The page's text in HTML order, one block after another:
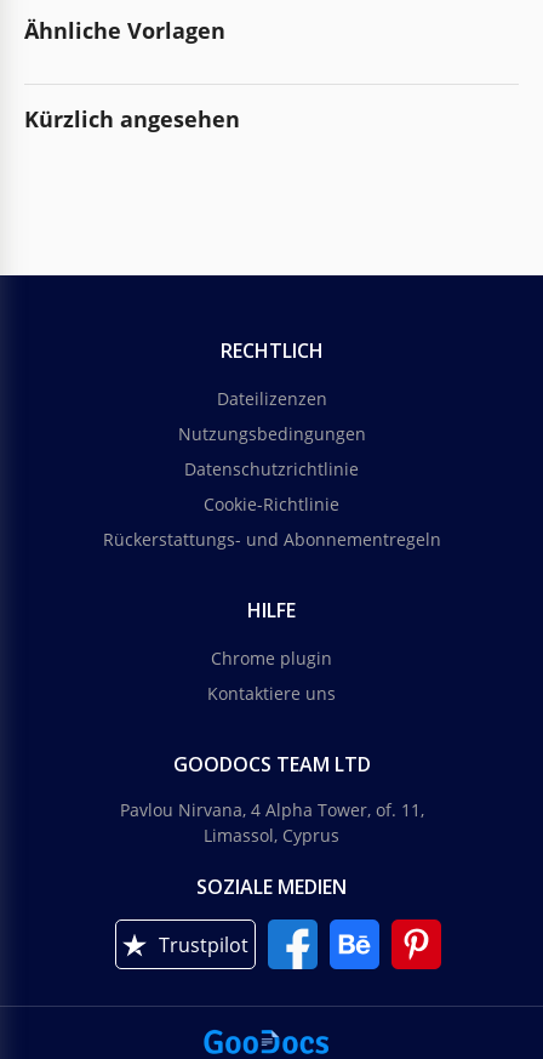
Ähnliche Vorlagen
Kürzlich angesehen
RECHTLICH
Dateilizenzen
Nutzungsbedingungen
Datenschutzrichtlinie
Cookie-Richtlinie
Rückerstattungs- und Abonnementregeln
HILFE
Chrome plugin
Kontaktiere uns
GOODOCS TEAM LTD
Pavlou Nirvana, 4 Alpha Tower, of. 11,
Limassol, Cyprus
SOZIALE MEDIEN
Trustpilot